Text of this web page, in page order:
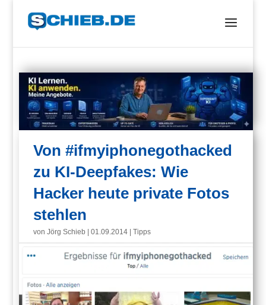
Von #ifmyiphonegothacked
zu KI-Deepfakes: Wie
Hacker heute private Fotos
stehlen
vonJörg Schieb |01.09.2014 |Tipps